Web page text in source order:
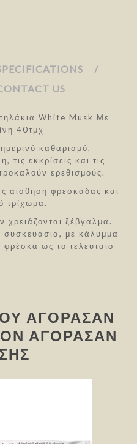
US
White Musk Με
40τμχ
καθαρισμό,
εκκρίσεις και τις
ερεθισμούς.
αίσθηση φρεσκάδας και
τρίχωμα.
ξέβγαλμα.
συσκευασία, με κάλυμμα
φρέσκα ως το τελευταίο
ΑΓΌΡΑΣΑΝ
ΑΓΌΡΑΣΑΝ